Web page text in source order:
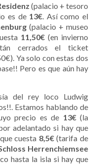
(palacio + tesoro
es de 13€ . Así como el
(palacio + museo
11,50€(en invierno
cerrados el ticket
Ya solo con estas dos
Pero es que aún hay
del rey loco Ludwig
Estamos hablando de
precio es de 13€(la
adelantado si hay que
que cuesta 8,5€(tarifa de
Herrenchiemsee
hasta la isla si hay que